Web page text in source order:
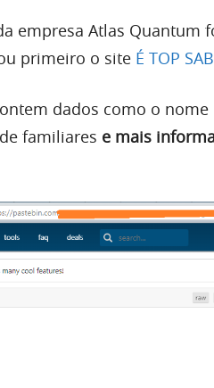
empresa Atlas Quantum
primeiro o site É TOP
dados como o nome
familiares e mais